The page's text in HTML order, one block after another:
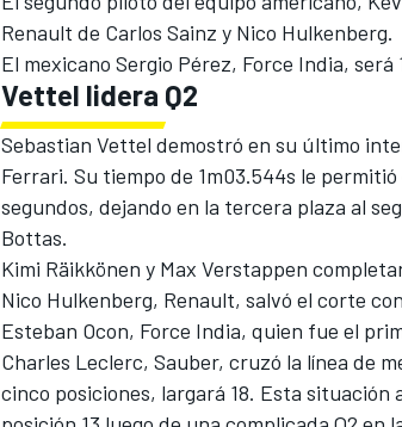
FÓRMULA E
WRC
Renault de Carlos Sainz y Nico Hulkenberg.
El mexicano Sergio Pérez, Force India, será
Vettel lidera Q2
Sebastian Vettel demostró en su último
Ferrari. Su tiempo de 1m03.544s le
segundos, dejando en la tercera plaza al
Bottas.
Kimi Räikkönen y Max Verstappen
Nico Hulkenberg, Renault, salvó el corte
Esteban Ocon, Force India, quien fue el
Charles Leclerc, Sauber, cruzó la línea de
cinco posiciones, largará 18. Esta situación